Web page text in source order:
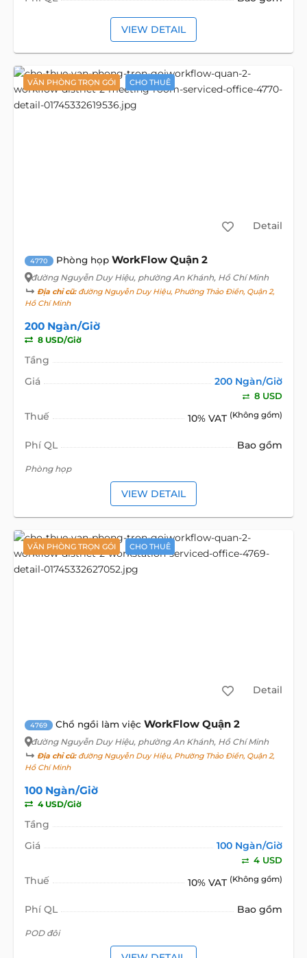
VIEW DETAIL
VĂN PHÒNG TRỌN GÓI CHO THUÊ
Detail
4770 Phòng họp WorkFlow Quận 2
đường Nguyễn Duy Hiệu, phường An Khánh, Hồ Chí Minh
Địa chỉ cũ:đường Nguyễn Duy Hiệu, Phường Thảo Điền, Quận 2,
Hồ Chí Minh
200 Ngàn/Giờ
8 USD/Giờ
Tầng
Giá
200 Ngàn/Giờ
8 USD
Thuế 10% VAT (Không gồm)
Phí QL Bao gồm
Phòng họp
VIEW DETAIL
VĂN PHÒNG TRỌN GÓI CHO THUÊ
Detail
4769 Chổ ngồi làm việc WorkFlow Quận 2
đường Nguyễn Duy Hiệu, phường An Khánh, Hồ Chí Minh
Địa chỉ cũ:đường Nguyễn Duy Hiệu, Phường Thảo Điền, Quận 2,
Hồ Chí Minh
100 Ngàn/Giờ
4 USD/Giờ
Tầng
Giá
100 Ngàn/Giờ
4 USD
Thuế 10% VAT (Không gồm)
Phí QL Bao gồm
​POD đôi